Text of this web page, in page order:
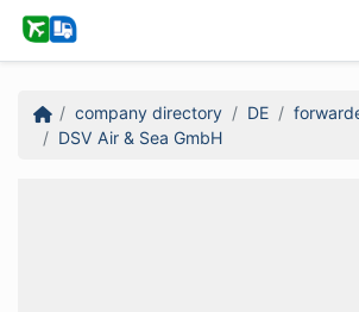
company directory DE
DSV Air & Sea GmbH